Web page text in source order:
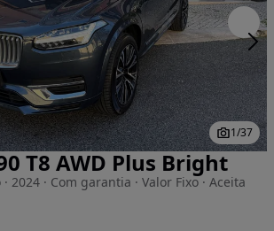
1/37
T8 AWD Plus Bright
2024 · Com garantia · Valor Fixo · Aceita